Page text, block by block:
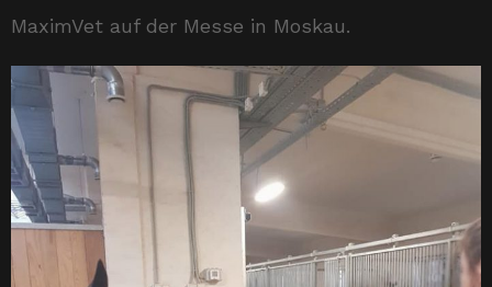
MaximVet auf der Messe in Moskau.